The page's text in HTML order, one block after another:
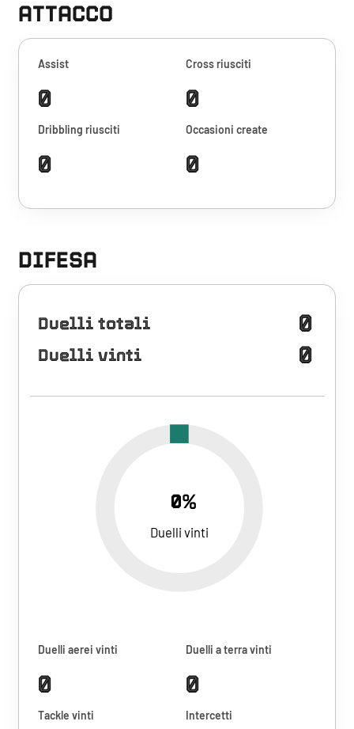
ATTACCO
Assist
0
Cross riusciti
0
Dribbling riusciti
0
Occasioni create
0
DIFESA
Duelli totali 0
Duelli vinti 0
0%
Duelli vinti
Duelli aerei vinti
0
Duelli a terra vinti
0
Tackle vinti Intercetti